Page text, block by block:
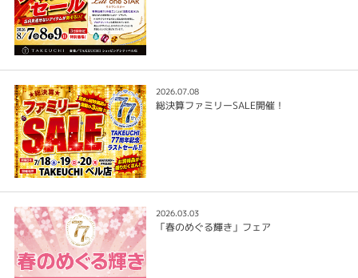
2026.07.08
総決算ファミリーSALE開催！
2026.03.03
「春のめぐる輝き」フェア